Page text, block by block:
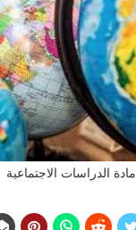
مادة الدراسات الاجتماعية